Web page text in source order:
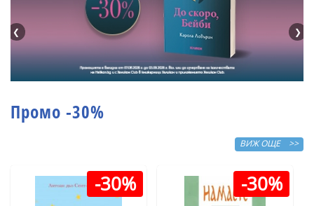
❮ ❯
Промо -30%
ВИЖ ОЩЕ >>
-30% -30%